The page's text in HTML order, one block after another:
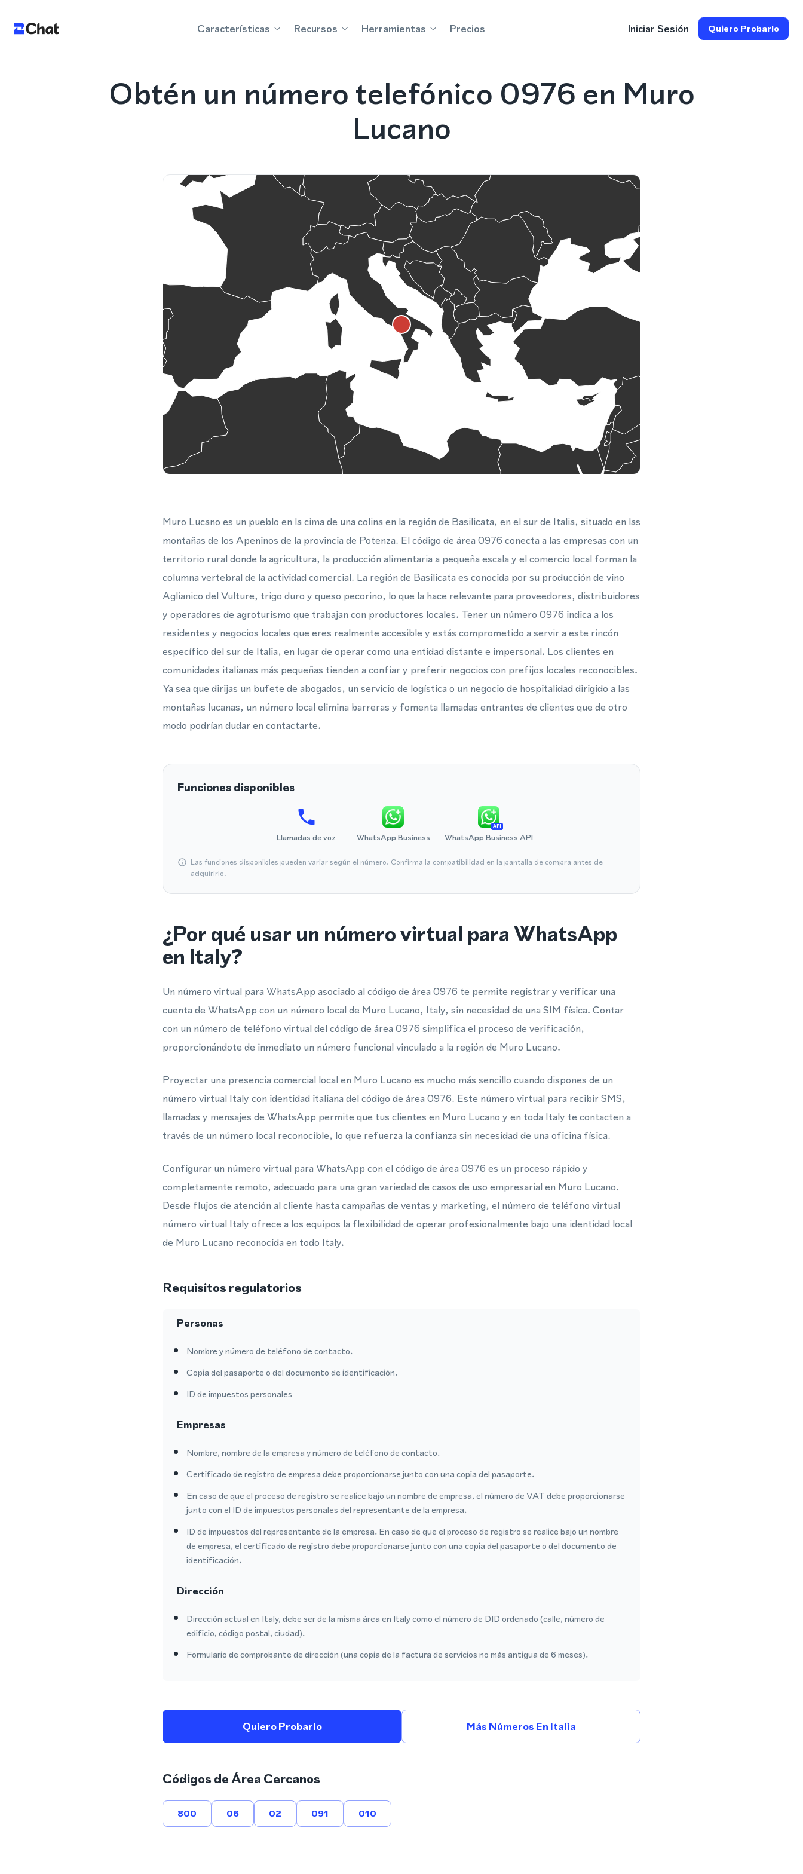
Características Recursos Herramientas Precios Iniciar Sesión Quiero Probarlo
Obtén un número telefónico 0976 en Muro
Lucano
Muro Lucano es un pueblo en la cima de una colina en la región de Basilicata, en el sur de Italia, situado en las
montañas de los Apeninos de la provincia de Potenza. El código de área 0976 conecta a las empresas con un
territorio rural donde la agricultura, la producción alimentaria a pequeña escala y el comercio local forman la
columna vertebral de la actividad comercial. La región de Basilicata es conocida por su producción de vino
Aglianico del Vulture, trigo duro y queso pecorino, lo que la hace relevante para proveedores, distribuidores
y operadores de agroturismo que trabajan con productores locales. Tener un número 0976 indica a los
residentes y negocios locales que eres realmente accesible y estás comprometido a servir a este rincón
específico del sur de Italia, en lugar de operar como una entidad distante e impersonal. Los clientes en
comunidades italianas más pequeñas tienden a confiar y preferir negocios con prefijos locales reconocibles.
Ya sea que dirijas un bufete de abogados, un servicio de logística o un negocio de hospitalidad dirigido a las
montañas lucanas, un número local elimina barreras y fomenta llamadas entrantes de clientes que de otro
modo podrían dudar en contactarte.
Funciones disponibles
Llamadas de voz WhatsApp Business
API
WhatsApp Business API
Las funciones disponibles pueden variar según el número. Confirma la compatibilidad en la pantalla de compra antes de
adquirirlo.
¿Por qué usar un número virtual para WhatsApp
en Italy?
Un número virtual para WhatsApp asociado al código de área 0976 te permite registrar y verificar una
cuenta de WhatsApp con un número local de Muro Lucano, Italy, sin necesidad de una SIM física. Contar
con un número de teléfono virtual del código de área 0976 simplifica el proceso de verificación,
proporcionándote de inmediato un número funcional vinculado a la región de Muro Lucano.
Proyectar una presencia comercial local en Muro Lucano es mucho más sencillo cuando dispones de un
número virtual Italy con identidad italiana del código de área 0976. Este número virtual para recibir SMS,
llamadas y mensajes de WhatsApp permite que tus clientes en Muro Lucano y en toda Italy te contacten a
través de un número local reconocible, lo que refuerza la confianza sin necesidad de una oficina física.
Configurar un número virtual para WhatsApp con el código de área 0976 es un proceso rápido y
completamente remoto, adecuado para una gran variedad de casos de uso empresarial en Muro Lucano.
Desde flujos de atención al cliente hasta campañas de ventas y marketing, el número de teléfono virtual
número virtual Italy ofrece a los equipos la flexibilidad de operar profesionalmente bajo una identidad local
de Muro Lucano reconocida en todo Italy.
Requisitos regulatorios
Personas
Nombre y número de teléfono de contacto.
Copia del pasaporte o del documento de identificación.
ID de impuestos personales
Empresas
Nombre, nombre de la empresa y número de teléfono de contacto.
Certificado de registro de empresa debe proporcionarse junto con una copia del pasaporte.
En caso de que el proceso de registro se realice bajo un nombre de empresa, el número de VAT debe proporcionarse
junto con el ID de impuestos personales del representante de la empresa.
ID de impuestos del representante de la empresa. En caso de que el proceso de registro se realice bajo un nombre
de empresa, el certificado de registro debe proporcionarse junto con una copia del pasaporte o del documento de
identificación.
Dirección
Dirección actual en Italy, debe ser de la misma área en Italy como el número de DID ordenado (calle, número de
edificio, código postal, ciudad).
Formulario de comprobante de dirección (una copia de la factura de servicios no más antigua de 6 meses).
Quiero Probarlo Más Números En Italia
Códigos de Área Cercanos
800 06 02 091 010